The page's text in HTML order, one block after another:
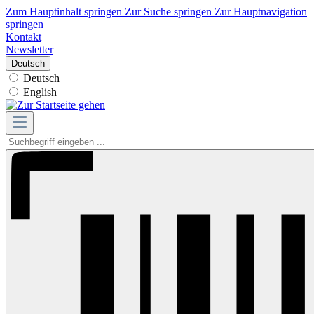
Zum Hauptinhalt springen Zur Suche springen Zur Hauptnavigation
springen
Kontakt
Newsletter
Deutsch
Deutsch
English